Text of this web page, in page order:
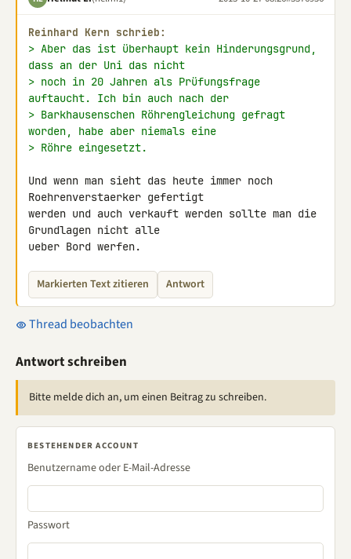
Reinhard Kern schrieb:
> Aber das ist überhaupt kein Hinderungsgrund,
dass an der Uni das nicht
> noch in 20 Jahren als Prüfungsfrage
auftaucht. Ich bin auch nach der
> Barkhausenschen Röhrengleichung gefragt
worden, habe aber niemals eine
> Röhre eingesetzt.
Und wenn man sieht das heute immer noch
Roehrenverstaerker gefertigt
werden und auch verkauft werden sollte man die
Grundlagen nicht alle
ueber Bord werfen.
Markierten Text zitieren Antwort
Thread beobachten
Antwort schreiben
Bitte melde dich an, um einen Beitrag zu schreiben.
BESTEHENDER ACCOUNT
Benutzername oder E-Mail-Adresse
Passwort